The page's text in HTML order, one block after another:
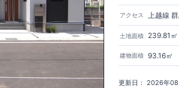
アクセス 上越線
土地面積 239.81㎡
建物面積 93.16㎡
更新日： 2026年